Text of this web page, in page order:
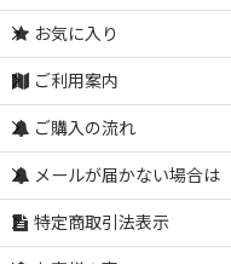
お気に入り
ご利用案内
ご購入の流れ
メールが届かない場合は
特定商取引法表示